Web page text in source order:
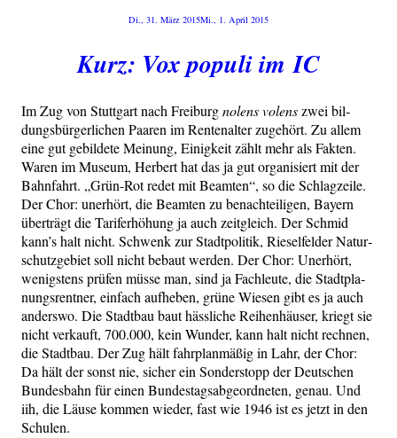
Veröffentlicht
Di., 31. März 2015Mi., 1. April 2015
Kurz: Vox populi im IC
Im Zug von Stutt­gart nach Frei­burgnolens volenszwei bil­
dungs­bür­ger­li­chen Paa­ren im Ren­ten­al­ter zuge­hört. Zu allem
eine gut gebil­de­te Mei­nung, Einig­keit zählt mehr als Fak­ten.
Waren im Muse­um, Her­bert hat das ja gut orga­ni­siert mit der
Bahn­fahrt. „Grün-Rot redet mit Beam­ten“, so die Schlag­zei­le.
Der Chor: uner­hört, die Beam­ten zu benach­tei­li­gen, Bay­ern
über­trägt die Tarif­er­hö­hung ja auch zeit­gleich. Der Schmid
kann’s halt nicht. Schwenk zur Stadt­po­li­tik, Rie­sel­fel­der Natur­
schutz­ge­biet soll nicht bebaut wer­den. Der Chor: Uner­hört,
wenigs­tens prü­fen müs­se man, sind ja Fach­leu­te, die Stadt­pla­
nungs­rent­ner, ein­fach auf­he­ben, grü­ne Wie­sen gibt es ja auch
anders­wo. Die Stadt­bau baut häss­li­che Rei­hen­häu­ser, kriegt sie
nicht ver­kauft, 700.000, kein Wun­der, kann halt nicht rech­nen,
die Stadt­bau. Der Zug hält fahr­plan­mä­ßig in Lahr, der Chor:
Da hält der sonst nie, sicher ein Son­der­stopp der Deut­schen
Bun­des­bahn für einen Bun­des­tags­ab­ge­ord­ne­ten, genau. Und
iih, die Läu­se kom­men wie­der, fast wie 1946 ist es jetzt in den
Schulen.